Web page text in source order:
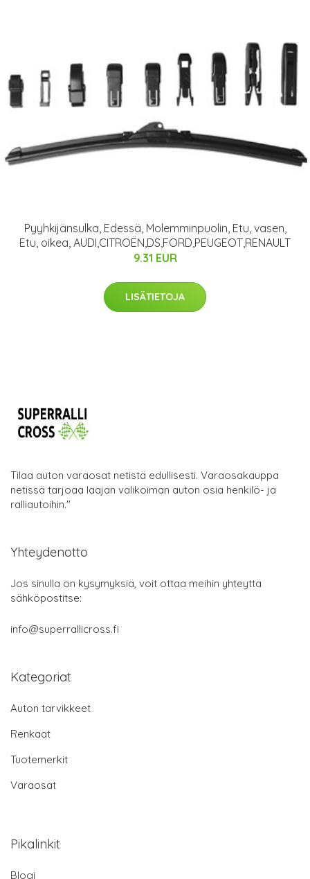
Pyyhkijänsulka, Edessä, Molemminpuolin, Etu, vasen,
Etu, oikea, AUDI,CITROËN,DS,FORD,PEUGEOT,RENAULT
9.31 EUR
LISÄTIETOJA
Tilaa auton varaosat netistä edullisesti. Varaosakauppa
netissä tarjoaa laajan valikoiman auton osia henkilö- ja
ralliautoihin."
Yhteydenotto
Jos sinulla on kysymyksiä, voit ottaa meihin yhteyttä
sähköpostitse:
info@superrallicross.fi
Kategoriat
Auton tarvikkeet
Renkaat
Tuotemerkit
Varaosat
Pikalinkit
Blogi